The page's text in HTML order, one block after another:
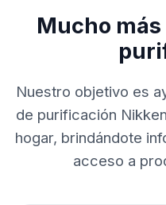
Mucho
Nuestro objetivo es
de purificación
hogar, brindándote
acceso a